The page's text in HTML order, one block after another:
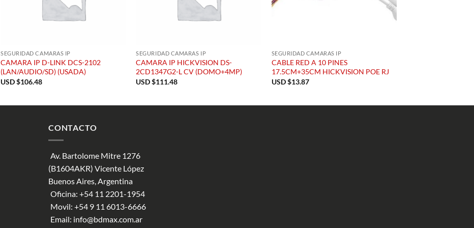
SEGURIDAD CAMARAS IP
CAMARA IP D-LINK DCS-2102
(LAN/AUDIO/SD) (USADA)
USD $106.48
SEGURIDAD CAMARAS IP
CAMARA IP HICKVISION DS-
2CD1347G2-L CV (DOMO+4MP)
USD $111.48
SEGURIDAD CAMARAS IP
CABLE RED A 10 PINES
17.5CM+35CM HICKVISION POE RJ
USD $13.87
CONTACTO
Av. Bartolome Mitre 1276
(B1604AKR) Vicente López
Buenos Aires, Argentina
Oficina: +54 11 2201-1954
Movil: +54 9 11 6013-6666
Email: info@bdmax.com.ar